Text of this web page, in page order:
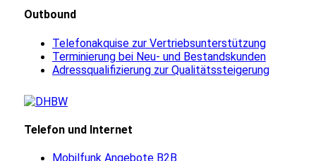
Outbound
Telefonakquise zur Vertriebsunterstützung
Terminierung bei Neu- und Bestandskunden
Adressqualifizierung zur Qualitätssteigerung
Telefon und Internet
Mobilfunk Angebote B2B